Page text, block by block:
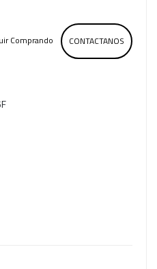
CONTACTANOS
Comprando